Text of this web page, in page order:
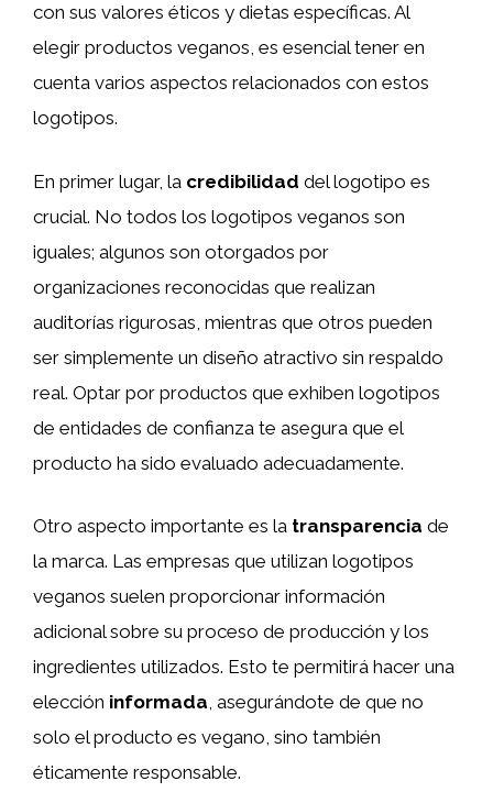
con sus valores éticos y dietas específicas. Al
elegir productos veganos, es esencial tener en
cuenta varios aspectos relacionados con estos
logotipos.
En primer lugar, la credibilidad del logotipo es
crucial. No todos los logotipos veganos son
iguales; algunos son otorgados por
organizaciones reconocidas que realizan
auditorías rigurosas, mientras que otros pueden
ser simplemente un diseño atractivo sin respaldo
real. Optar por productos que exhiben logotipos
de entidades de confianza te asegura que el
producto ha sido evaluado adecuadamente.
Otro aspecto importante es la transparencia de
la marca. Las empresas que utilizan logotipos
veganos suelen proporcionar información
adicional sobre su proceso de producción y los
ingredientes utilizados. Esto te permitirá hacer una
elección informada, asegurándote de que no
solo el producto es vegano, sino también
éticamente responsable.